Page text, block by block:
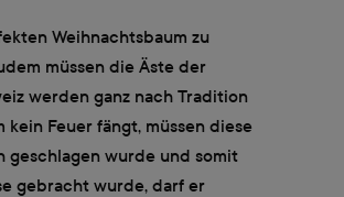
Weihnachtsbaum zu
müssen die Äste der
werden ganz nach Tradition
Feuer fängt, müssen diese
geschlagen wurde und somit
gebracht wurde, darf er